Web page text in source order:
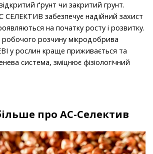
ґрунт чи закритий грунт.
СЕЛЕКТИВ забезпечує надійний захист
на початку росту і розвитку.
розчину мікродобрива
у рослин краще приживається та
система, зміцнює фізіологічний
про АС-Селектив